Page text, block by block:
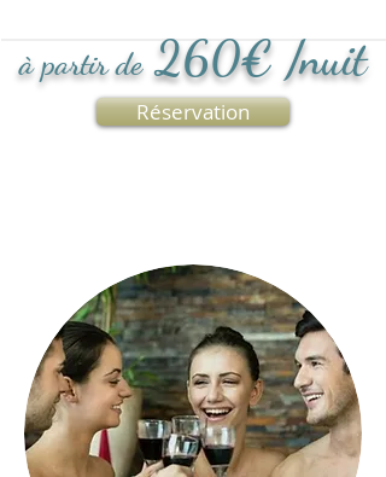
à partir de260€ /nuit
Réservation